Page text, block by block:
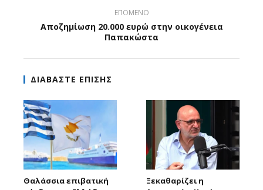
ΕΠΟΜΕΝΟ
Αποζημίωση 20.000 ευρώ στην οικογένεια
Παπακώστα
ΔΙΑΒΑΣΤΕ ΕΠΙΣΗΣ
Θαλάσσια επιβατική
Ξεκαθαρίζει η